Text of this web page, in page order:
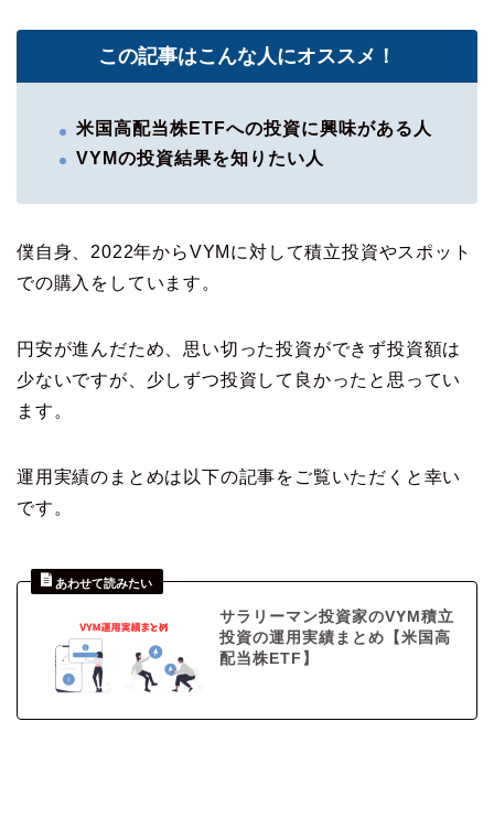
この記事はこんな人にオススメ！
米国高配当株ETFへの投資に興味がある人
VYMの投資結果を知りたい人
僕自身、2022年からVYMに対して積立投資やスポット
での購入をしています。
円安が進んだため、思い切った投資ができず投資額は
少ないですが、少しずつ投資して良かったと思ってい
ます。
運用実績のまとめは以下の記事をご覧いただくと幸い
です。
サラリーマン投資家のVYM積立
投資の運用実績まとめ【米国高
配当株ETF】